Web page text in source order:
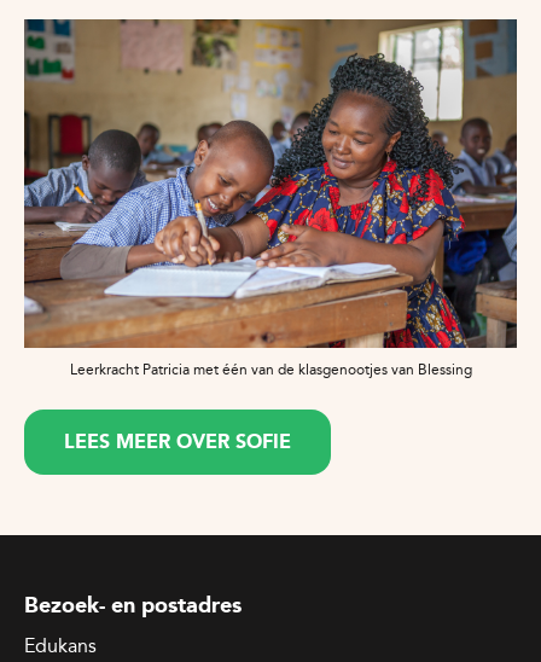
Leerkracht Patricia met één van de klasgenootjes van Blessing
LEES MEER OVER SOFIE
Bezoek- en postadres
Edukans